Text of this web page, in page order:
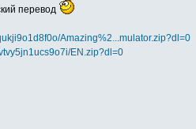
перевод
Amazing%2...mulator.zip?dl=0
EN.zip?dl=0